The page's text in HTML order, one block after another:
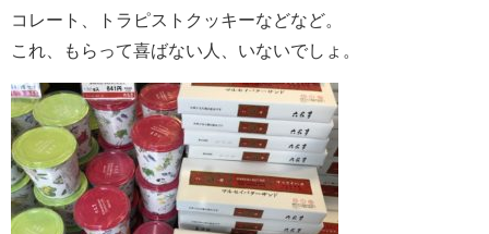
コレート、トラピストクッキーなどなど。
これ、もらって喜ばない人、いないでしょ。